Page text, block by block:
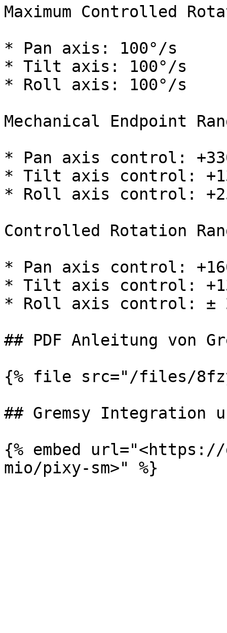
Maximum Controlled
* Pan axis: 100°/s
* Tilt axis: 100°/s
* Roll axis: 100°/s
Mechanical Endpoint
* Pan axis control:
* Tilt axis control:
* Roll axis control:
Controlled Rotation
* Pan axis control:
* Tilt axis control:
* Roll axis control: ±
## PDF Anleitung von
{% file src="/files/
## Gremsy Integration
{% embed url="<https://